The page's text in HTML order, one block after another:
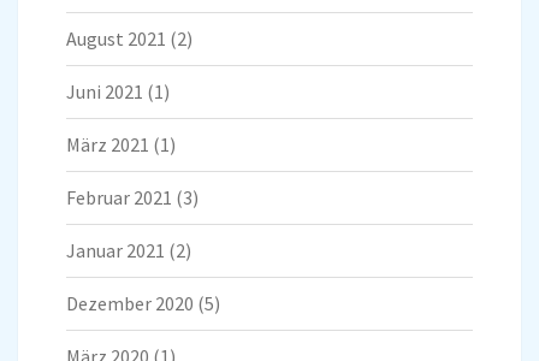
August 2021 (2)
Juni 2021 (1)
März 2021 (1)
Februar 2021 (3)
Januar 2021 (2)
Dezember 2020 (5)